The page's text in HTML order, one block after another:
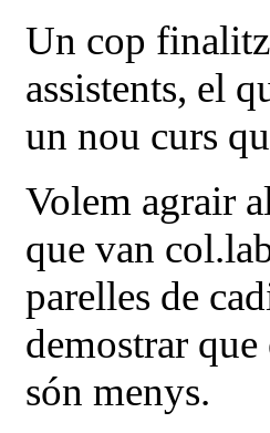
Un cop
assistents, el
un nou curs
Volem agrair
que van
parelles de
demostrar
són menys.